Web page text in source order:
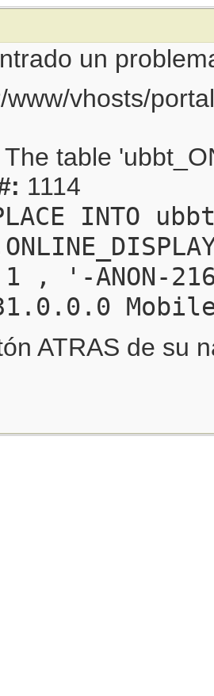
un
www/vhosts/
The table
1114
INTO
( 1 , '-
ATRAS de su